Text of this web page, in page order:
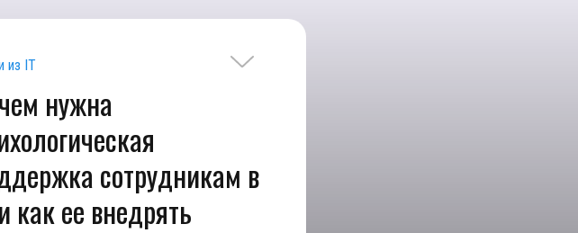
из IT
нужна
сотрудникам в
как ее внедрять